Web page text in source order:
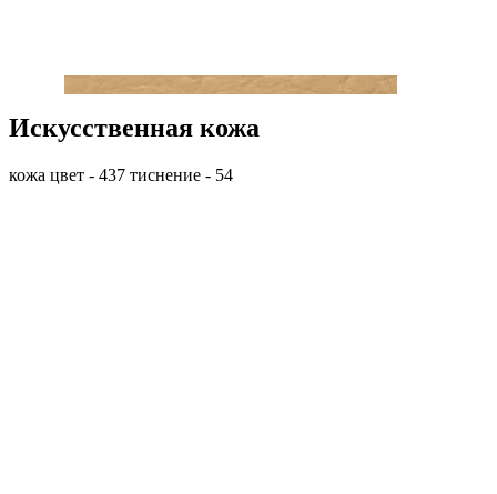
Искусственная кожа
кожа цвет - 437 тиснение - 54